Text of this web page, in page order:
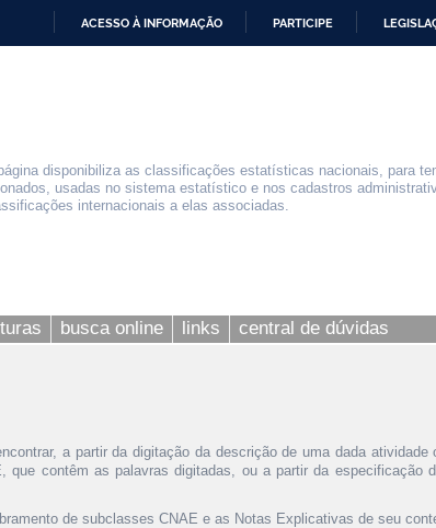
ACESSO À INFORMAÇÃO PARTICIPE
disponibiliza as classificações estatísticas nacionais, para
usadas no sistema estatístico e nos cadastros
internacionais a elas associadas.
busca online links central de dúvidas
a partir da digitação da descrição de uma dada atividade
contêm as palavras digitadas, ou a partir da especificação
de subclasses CNAE e as Notas Explicativas de seu